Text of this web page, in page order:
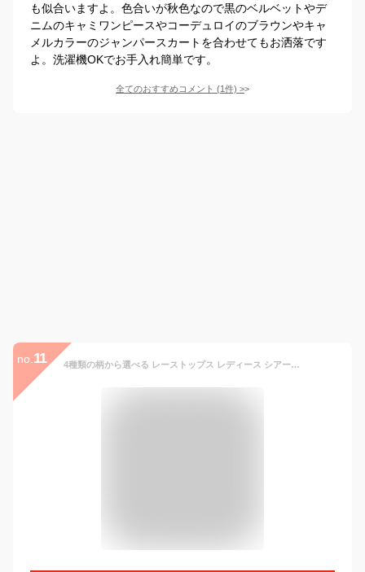
も似合いますよ。色合いが秋色なので黒のベルベットやデ
ニムのキャミワンピースやコーデュロイのブラウンやキャ
メルカラーのジャンパースカートを合わせてもお洒落です
よ。洗濯機OKでお手入れ簡単です。
全てのおすすめコメント (1件) >
no. 11 4種類の柄から選べる レーストップス レディース シアー ハイネック レースブラウス ブラック ホワイト 長袖 インナー 襟 袖 立ち襟 総レース 春 夏 透け フォーマル オフィスカジュアル 結婚式 花柄 ドット フリル トレンド フリーサイズ(Lサイズ)